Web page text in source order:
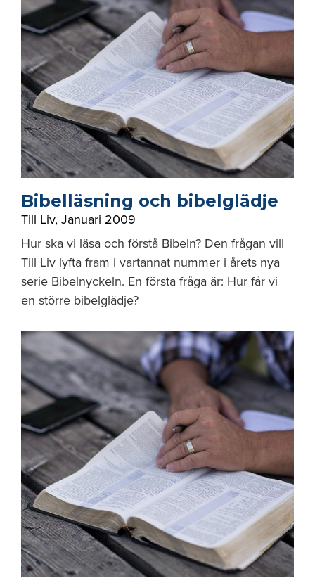
Bibelläsning och bibelglädje
Till Liv, Januari 2009
Hur ska vi läsa och förstå Bibeln? Den frågan vill
Till Liv lyfta fram i vartannat nummer i årets nya
serie Bibelnyckeln. En första fråga är: Hur får vi
en större bibelglädje?